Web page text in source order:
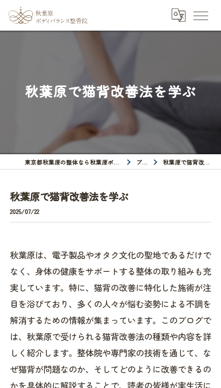
秋葉原で猫背改善法を学ぶ
東京都秋葉原の整体なら秋葉原ボディバランス整骨院 ブログ 秋葉原で猫背改善法を学ぶ
秋葉原で猫背改善法を学ぶ
2025/07/22
秋葉原は、電子製品やオタク文化の聖地であるだけで
なく、身体の健康をサポートする整体の取り組みも充
実しています。特に、猫背の改善に特化した施術が注
目を浴びており、多くの人々が悩む姿勢による不調を
解消するための情報が集まっています。このブログで
は、秋葉原で受けられる猫背改善法の種類や内容を詳
しく紹介します。整体院や専門家の技術を通じて、な
ぜ猫背が問題なのか、そしてどのように改善できるの
かを具体的に解説することで、読者の皆様が実生活に